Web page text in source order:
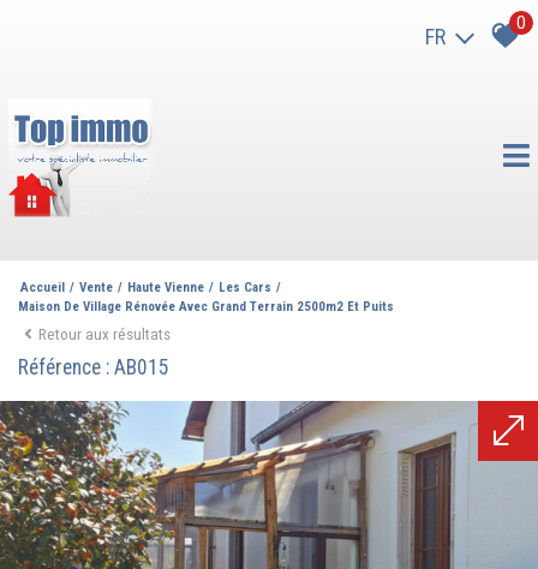
FR
0
Accueil Vente Haute Vienne
Les Cars
Maison De Village Rénovée Avec Grand Terrain 2500m2 Et Puits
Retour aux résultats
Référence : AB015